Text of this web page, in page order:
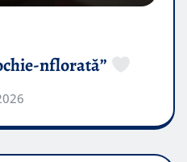
nflorată”